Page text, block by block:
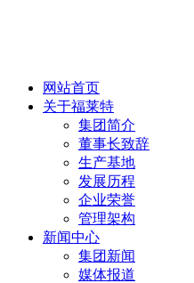
网站首页
关于福莱特
集团简介
董事长致辞
生产基地
发展历程
企业荣誉
管理架构
新闻中心
集团新闻
媒体报道